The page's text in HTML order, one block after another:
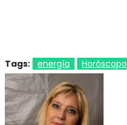
Tags: energía Horóscopo